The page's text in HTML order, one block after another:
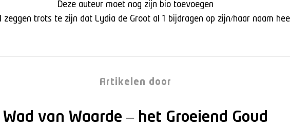
Deze auteur moet nog zijn bio toevoegen
zeggen trots te zijn dat Lydia de Groot al 1 bijdragen op zijn/haar naam
Artikelen door
Wad van Waarde – het Groeiend Goud